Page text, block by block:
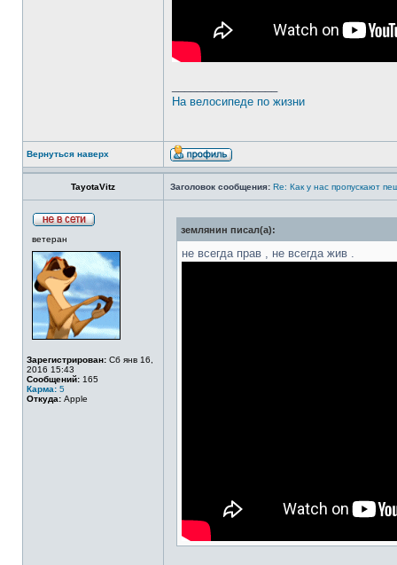
На велосипеде по жизни
Вернуться наверх
TayotaVitz Заголовок сообщения: Re: Как у нас пропускают
ветеран
Зарегистрирован: Сб янв 16,
2016 15:43
Сообщений: 165
Карма: 5
Откуда: Apple
землянин писал(а):
не всегда прав , не всегда жив .